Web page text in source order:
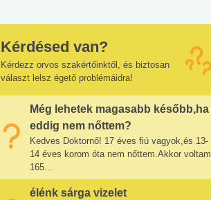
Kérdésed van?
Kérdezz orvos szakértőinktől, és biztosan
választ lelsz égető problémáidra!
Még lehetek magasabb később,ha
eddig nem nőttem?
Kedves Doktornő! 17 éves fiú vagyok,és 13-
14 éves korom óta nem nőttem.Akkor voltam
165...
élénk sárga vizelet